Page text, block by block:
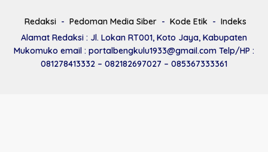
Redaksi Pedoman Media Siber Kode Etik
Indeks
Alamat Redaksi : Jl. Lokan RT001, Koto Jaya, Kabupaten
Mukomuko email : portalbengkulu1933@gmail.com Telp/HP :
081278413332 – 082182697027 – 085367333361